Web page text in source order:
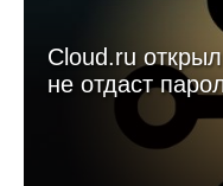
Cloud.ru
не отдаст